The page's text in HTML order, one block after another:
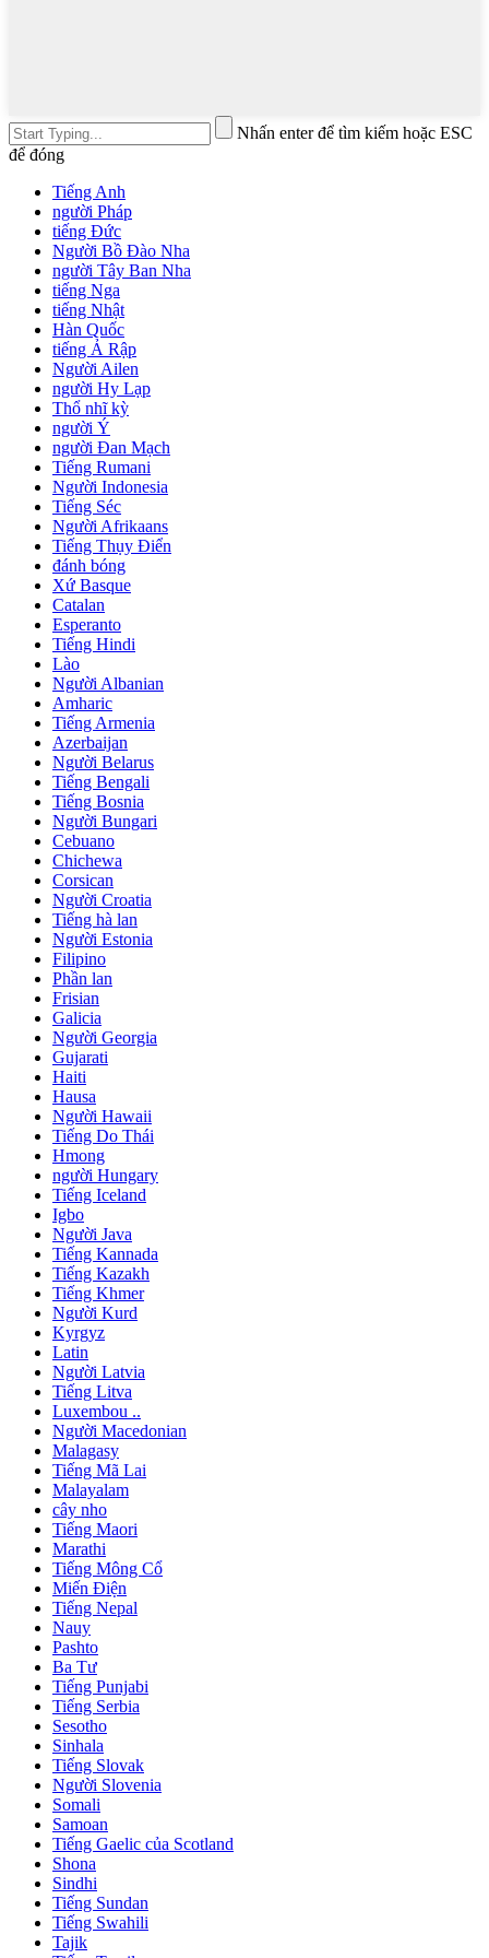
Nhấn enter để tìm kiếm hoặc ESC
để đóng
Tiếng Anh
người Pháp
tiếng Đức
Người Bồ Đào Nha
người Tây Ban Nha
tiếng Nga
tiếng Nhật
Hàn Quốc
tiếng Ả Rập
Người Ailen
người Hy Lạp
Thổ nhĩ kỳ
người Ý
người Đan Mạch
Tiếng Rumani
Người Indonesia
Tiếng Séc
Người Afrikaans
Tiếng Thụy Điển
đánh bóng
Xứ Basque
Catalan
Esperanto
Tiếng Hindi
Lào
Người Albanian
Amharic
Tiếng Armenia
Azerbaijan
Người Belarus
Tiếng Bengali
Tiếng Bosnia
Người Bungari
Cebuano
Chichewa
Corsican
Người Croatia
Tiếng hà lan
Người Estonia
Filipino
Phần lan
Frisian
Galicia
Người Georgia
Gujarati
Haiti
Hausa
Người Hawaii
Tiếng Do Thái
Hmong
người Hungary
Tiếng Iceland
Igbo
Người Java
Tiếng Kannada
Tiếng Kazakh
Tiếng Khmer
Người Kurd
Kyrgyz
Latin
Người Latvia
Tiếng Litva
Luxembou ..
Người Macedonian
Malagasy
Tiếng Mã Lai
Malayalam
cây nho
Tiếng Maori
Marathi
Tiếng Mông Cổ
Miến Điện
Tiếng Nepal
Nauy
Pashto
Ba Tư
Tiếng Punjabi
Tiếng Serbia
Sesotho
Sinhala
Tiếng Slovak
Người Slovenia
Somali
Samoan
Tiếng Gaelic của Scotland
Shona
Sindhi
Tiếng Sundan
Tiếng Swahili
Tajik